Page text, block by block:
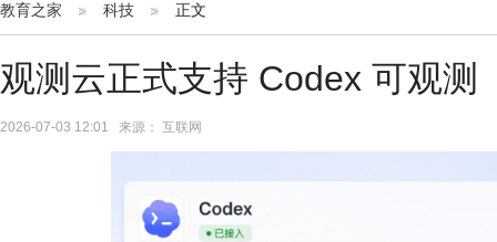
教育之家 科技 正文
观测云正式支持 Codex 可观测
2026-07-03 12:01 来源： 互联网